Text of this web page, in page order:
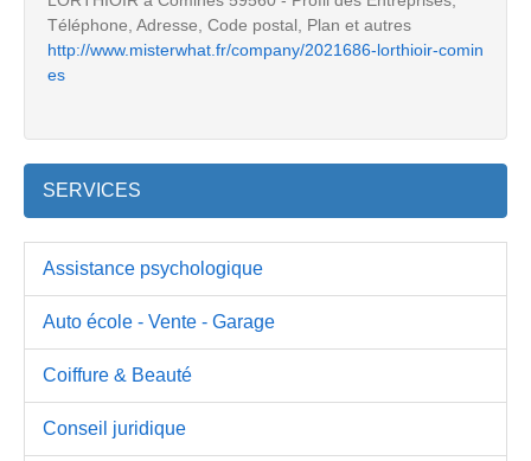
Téléphone, Adresse, Code postal, Plan et autres
http://www.misterwhat.fr/company/2021686-lorthioir-comin
es
SERVICES
Assistance psychologique
Auto école - Vente - Garage
Coiffure & Beauté
Conseil juridique